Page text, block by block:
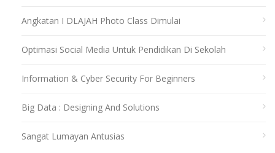
Angkatan I DLAJAH Photo Class Dimulai
Optimasi Social Media Untuk Pendidikan Di Sekolah
Information & Cyber Security For Beginners
Big Data : Designing And Solutions
Sangat Lumayan Antusias